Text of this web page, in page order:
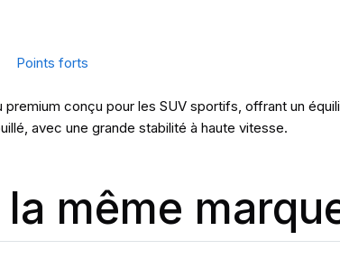
Points forts
premium conçu pour les SUV sportifs, offrant un
avec une grande stabilité à haute vitesse.
même